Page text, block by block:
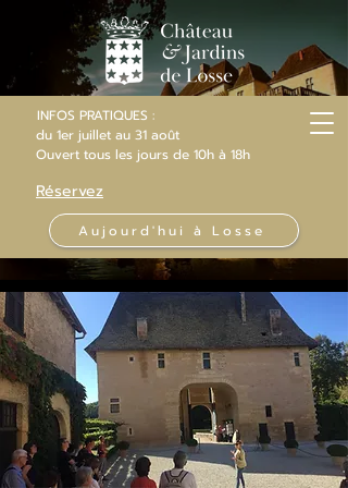
INFOS PRATIQUES :
du 1er juillet au 31 août
Ouvert tous les jours de 10h à 18h
Réservez
Aujourd'hui à Losse